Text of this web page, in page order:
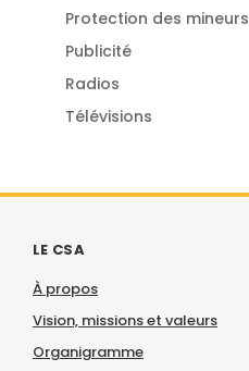
Protection des mineurs
Publicité
Radios
Télévisions
LE CSA
À propos
Vision, missions et valeurs
Organigramme